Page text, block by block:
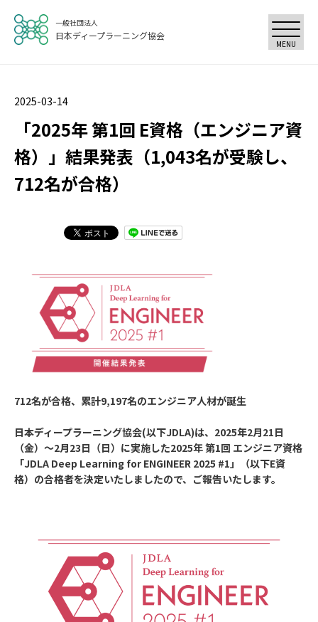
一般社団法人
日本ディープラーニング協会
MENU
2025-03-14
「2025年 第1回 E資格（エンジニア資
格）」結果発表（1,043名が受験し、
712名が合格）
712名が合格、累計9,197名のエンジニア人材が誕生
日本ディープラーニング協会(以下JDLA)は、 2025年2月21日
（金）～2月23日（日） に実施した2025年 第1回 エンジニア資格
「JDLA Deep Learning for ENGINEER 2025 #1」（以下E資
格）の合格者を決定いたしましたので、ご報告いたします。